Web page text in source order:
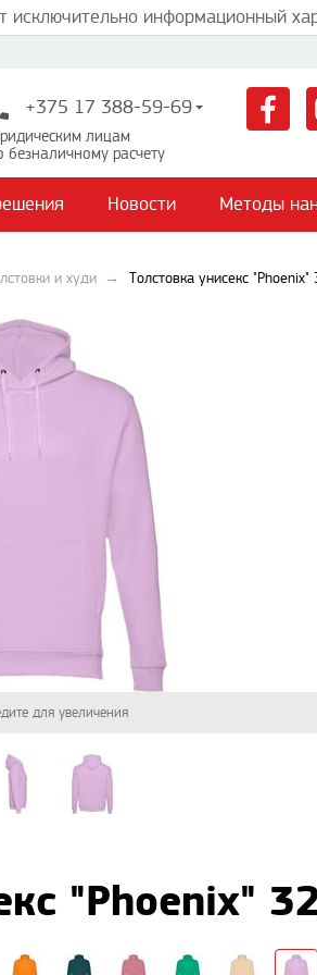
исключительно информационный
+375 17 388-59-69
лицам
безналичному расчету
Новости Методы
и худи Толстовка унисекс
для увеличения
"Phoenix"